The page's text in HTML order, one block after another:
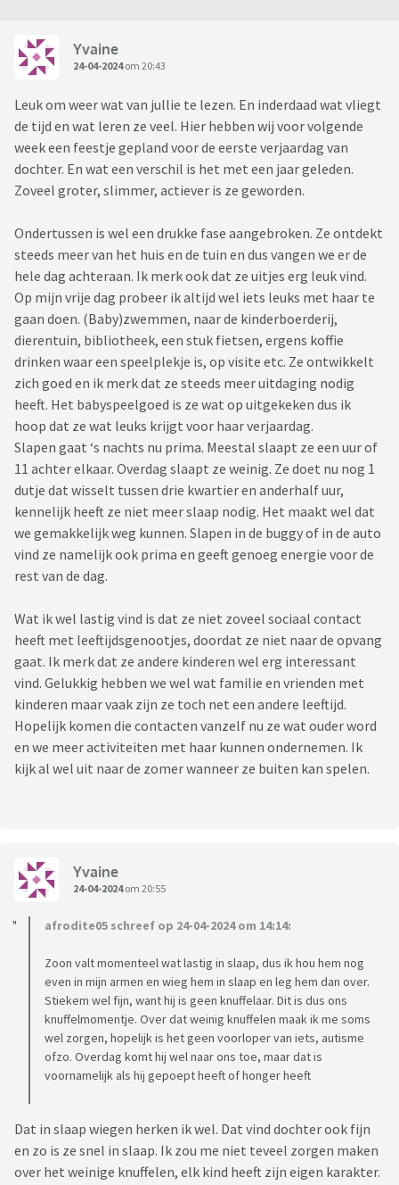
Yvaine
24-04-2024om 20:43
Leuk om weer wat van jullie te lezen. En inderdaad wat vliegt
de tijd en wat leren ze veel. Hier hebben wij voor volgende
week een feestje gepland voor de eerste verjaardag van
dochter. En wat een verschil is het met een jaar geleden.
Zoveel groter, slimmer, actiever is ze geworden.
Ondertussen is wel een drukke fase aangebroken. Ze ontdekt
steeds meer van het huis en de tuin en dus vangen we er de
hele dag achteraan. Ik merk ook dat ze uitjes erg leuk vind.
Op mijn vrije dag probeer ik altijd wel iets leuks met haar te
gaan doen. (Baby)zwemmen, naar de kinderboerderij,
dierentuin, bibliotheek, een stuk fietsen, ergens koffie
drinken waar een speelplekje is, op visite etc. Ze ontwikkelt
zich goed en ik merk dat ze steeds meer uitdaging nodig
heeft. Het babyspeelgoed is ze wat op uitgekeken dus ik
hoop dat ze wat leuks krijgt voor haar verjaardag.
Slapen gaat ‘s nachts nu prima. Meestal slaapt ze een uur of
11 achter elkaar. Overdag slaapt ze weinig. Ze doet nu nog 1
dutje dat wisselt tussen drie kwartier en anderhalf uur,
kennelijk heeft ze niet meer slaap nodig. Het maakt wel dat
we gemakkelijk weg kunnen. Slapen in de buggy of in de auto
vind ze namelijk ook prima en geeft genoeg energie voor de
rest van de dag.
Wat ik wel lastig vind is dat ze niet zoveel sociaal contact
heeft met leeftijdsgenootjes, doordat ze niet naar de opvang
gaat. Ik merk dat ze andere kinderen wel erg interessant
vind. Gelukkig hebben we wel wat familie en vrienden met
kinderen maar vaak zijn ze toch net een andere leeftijd.
Hopelijk komen die contacten vanzelf nu ze wat ouder word
en we meer activiteiten met haar kunnen ondernemen. Ik
kijk al wel uit naar de zomer wanneer ze buiten kan spelen.
Yvaine
24-04-2024om 20:55
afrodite05 schreef op 24-04-2024 om 14:14:
Zoon valt momenteel wat lastig in slaap, dus ik hou hem nog
even in mijn armen en wieg hem in slaap en leg hem dan over.
Stiekem wel fijn, want hij is geen knuffelaar. Dit is dus ons
knuffelmomentje. Over dat weinig knuffelen maak ik me soms
wel zorgen, hopelijk is het geen voorloper van iets, autisme
ofzo. Overdag komt hij wel naar ons toe, maar dat is
voornamelijk als hij gepoept heeft of honger heeft
Dat in slaap wiegen herken ik wel. Dat vind dochter ook fijn
en zo is ze snel in slaap. Ik zou me niet teveel zorgen maken
over het weinige knuffelen, elk kind heeft zijn eigen karakter.